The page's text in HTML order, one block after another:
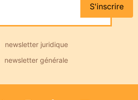
newsletter juridique
newsletter générale
S'inscrire